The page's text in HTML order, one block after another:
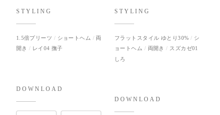
STYLING
1.5倍プリーツ ショートヘム
両
開き
レイ04 撫子
DOWNLOAD
STYLING
フラットスタイル ゆとり30%
シ
ョートヘム
両開き
スズカゼ01
しろ
DOWNLOAD